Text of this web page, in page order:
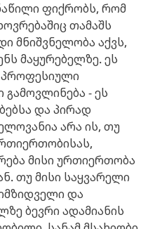
ფიქრობს, რომ
თამაშს
მნიშვნელობა აქვს,
მაყურებელზე. ეს
- ეს
და პირად
არა ის, თუ
მისი ურთიერთობა
თუ მისი საყვარელი
და
ბევრი ადამიანის